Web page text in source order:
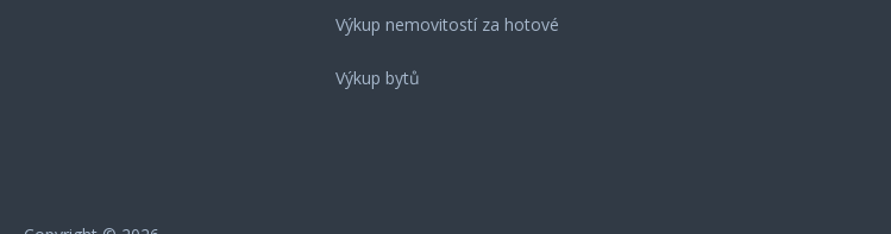
Výkup nemovitostí za hotové
Výkup bytů